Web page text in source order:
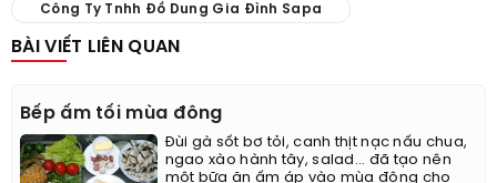
Công Ty Tnhh Đồ Dung Gia Đình Sapa
BÀI VIẾT LIÊN QUAN
Bếp ấm tối mùa đông
Đùi gà sốt bơ tỏi, canh thịt nạc nấu chua,
ngao xào hành tây, salad... đã tạo nên
một bữa ăn ấm áp vào mùa đông cho